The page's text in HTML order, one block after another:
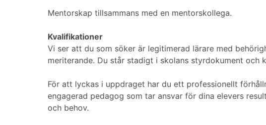
Mentorskap tillsammans med en mentorskollega.
Kvalifikationer
Vi ser att du som söker är legitimerad lärare med
meriterande. Du står stadigt i skolans styrdokument
För att lyckas i uppdraget har du ett professionellt
engagerad pedagog som tar ansvar för dina elevers
och behov.